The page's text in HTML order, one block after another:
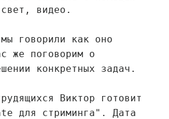
видео.
говорили как оно
же поговорим о
конкретных задач.
Виктор готовит
для стриминга". Дата